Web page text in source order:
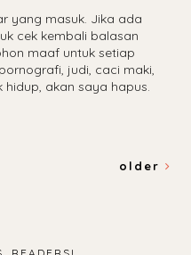
yang masuk. Jika ada
cek kembali balasan
maaf untuk setiap
judi, caci maki,
akan saya hapus.
older